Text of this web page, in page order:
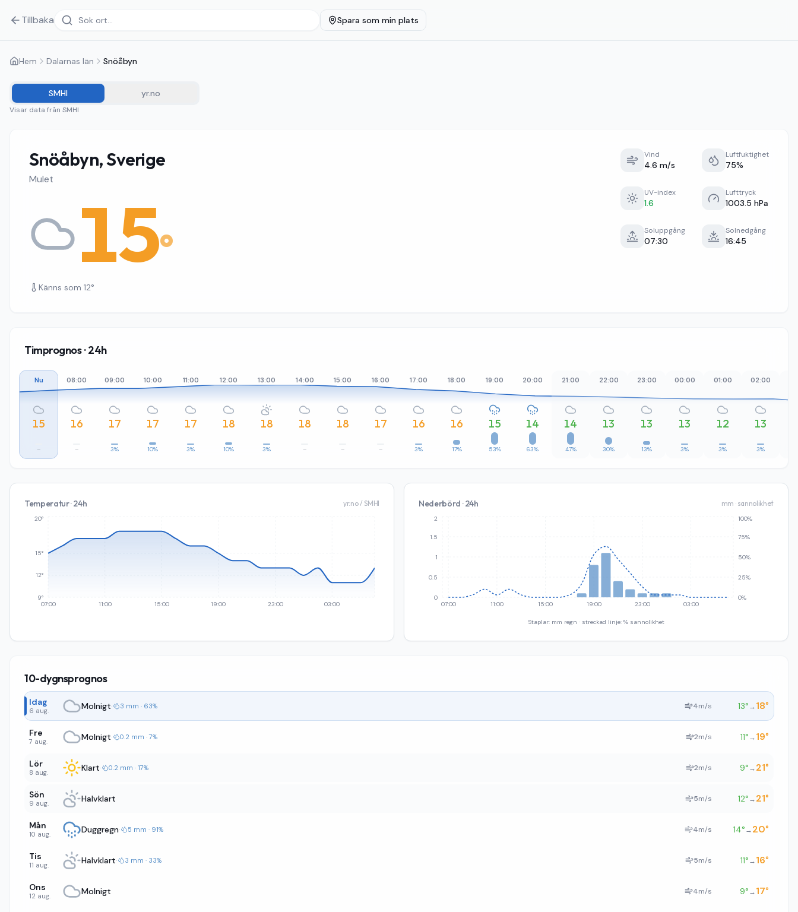
Tillbaka Spara som min plats
Hem Dalarnas län Snöåbyn
SMHI yr.no
Visar data från SMHI
Snöåbyn, Sverige
Mulet
15°
Känns som 12°
Vind
4.6 m/s
Luftfuktighet
75%
UV-index
1.6
Lufttryck
1003.5 hPa
Soluppgång
07:30
Solnedgång
16:45
Timprognos · 24h
Nu
15
–
08:00
16
–
09:00
17
3%
10:00
17
10%
11:00
17
3%
12:00
18
10%
13:00
18
3%
14:00
18
–
15:00
18
–
16:00
17
–
17:00
16
3%
18:00
16
17%
19:00
15
53%
20:00
14
63%
21:00
14
47%
22:00
13
30%
23:00
13
13%
00:00
13
3%
01:00
12
3%
02:00
13
3%
Temperatur · 24h yr.no / SMHI
07:00 11:00 15:00 19:00 23:00 03:00
9°
12°
15°
20°
Nederbörd · 24h mm · sannolikhet
07:00 11:00 15:00 19:00 23:00 03:00
0
0.5
1
1.5
2
0%
25%
50%
75%
100%
Staplar: mm regn · streckad linje: % sannolikhet
10-dygnsprognos
Idag
6 aug. Molnigt· 3 mm · 63% 4m/s 13°→18°
Fre
7 aug. Molnigt· 0.2 mm · 7% 2m/s 11°→19°
Lör
8 aug. Klart· 0.2 mm · 17% 2m/s 9°→21°
Sön
9 aug. Halvklart 5m/s 12°→21°
Mån
10 aug. Duggregn· 5 mm · 91% 4m/s 14°→20°
Tis
11 aug. Halvklart· 3 mm · 33% 5m/s 11°→16°
Ons
12 aug. Molnigt 4m/s 9°→17°